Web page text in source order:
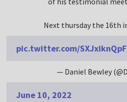
Next thursday the 16th
pic.twitter.com/SXJxiknQpF
— Daniel Bewley
June 10, 2022